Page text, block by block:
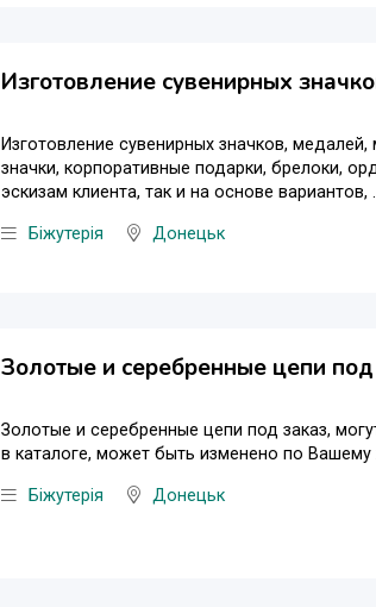
Изготовление сувенирных
Изготовление сувенирных значков,
значки, корпоративные подарки, брелоки,
эскизам клиента, так и на основе вариантов,
Біжутерія Донецьк
Золотые и серебренные цепи под
Золотые и серебренные цепи под заказ,
в каталоге, может быть изменено по
Біжутерія Донецьк